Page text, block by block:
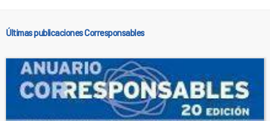
Últimas publicaciones Corresponsables